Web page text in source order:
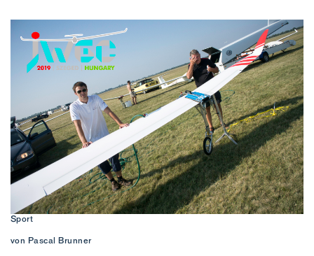
Sport
von Pascal Brunner